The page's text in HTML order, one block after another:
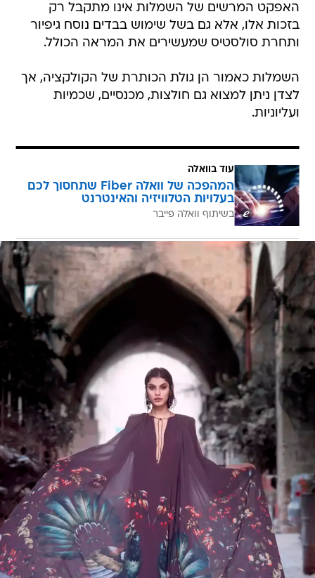
האפקט המרשים של השמלות אינו מתקבל רק
בזכות אלו, אלא גם בשל שימוש בבדים נוסח גיפיור
ותחרת סולסטיס שמעשירים את המראה הכולל.
השמלות כאמור הן גולת הכותרת של הקולקציה, אך
לצדן ניתן למצוא גם חולצות, מכנסיים, שכמיות
ועליוניות.
עוד בוואלה
המהפכה של וואלה Fiber שתחסוך לכם
בעלויות הטלוויזיה והאינטרנט
בשיתוף וואלה פייבר